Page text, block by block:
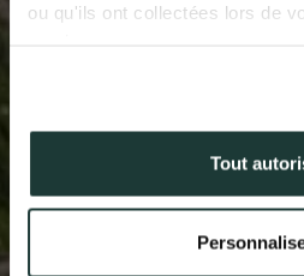
ou qu'ils ont collectées lors de
Tout
41 av. François